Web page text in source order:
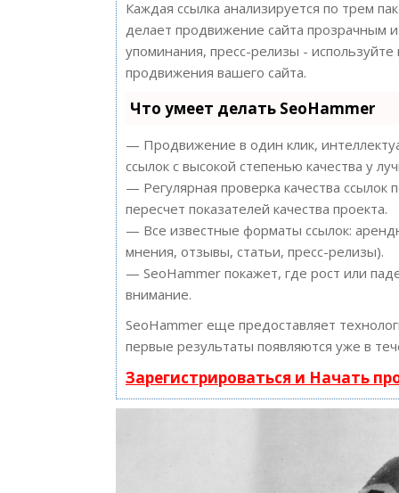
Каждая ссылка анализируется по трем
делает продвижение сайта прозрачным
упоминания, пресс-релизы -
продвижения вашего сайта.
Что умеет делать SeoHammer
— Продвижение в один клик,
ссылок с высокой степенью качества у
— Регулярная проверка качества
пересчет показателей качества проекта.
— Все известные форматы ссылок:
мнения, отзывы, статьи, пресс-релизы).
— SeoHammer покажет, где рост или
внимание.
SeoHammer еще предоставляет
первые результаты появляются уже в
Зарегистрироваться и Начать